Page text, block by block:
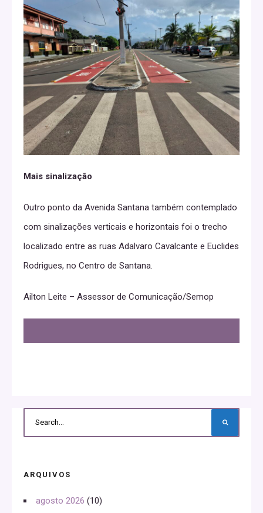
Mais sinalização
Outro ponto da Avenida Santana também contemplado
com sinalizações verticais e horizontais foi o trecho
localizado entre as ruas Adalvaro Cavalcante e Euclides
Rodrigues, no Centro de Santana.
Ailton Leite – Assessor de Comunicação/Semop
ARQUIVOS
agosto 2026 (10)